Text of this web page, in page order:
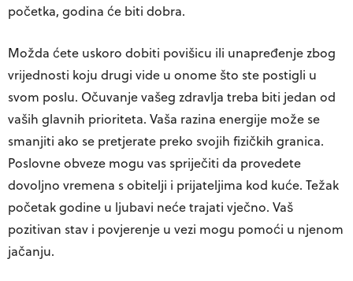
početka, godina će biti dobra.
Možda ćete uskoro dobiti povišicu ili unapređenje zbog
vrijednosti koju drugi vide u onome što ste postigli u
svom poslu. Očuvanje vašeg zdravlja treba biti jedan od
vaših glavnih prioriteta. Vaša razina energije može se
smanjiti ako se pretjerate preko svojih fizičkih granica.
Poslovne obveze mogu vas spriječiti da provedete
dovoljno vremena s obitelji i prijateljima kod kuće. Težak
početak godine u ljubavi neće trajati vječno. Vaš
pozitivan stav i povjerenje u vezi mogu pomoći u njenom
jačanju.